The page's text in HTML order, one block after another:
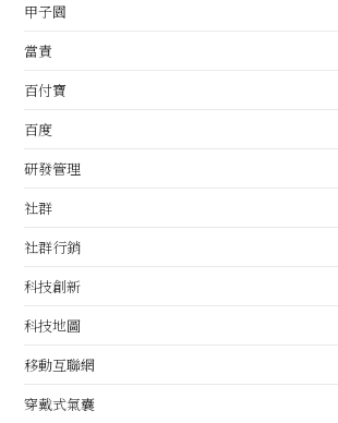
甲子園
當責
百付寶
百度
研發管理
社群
社群行銷
科技創新
科技地圖
移動互聯網
穿戴式氣囊